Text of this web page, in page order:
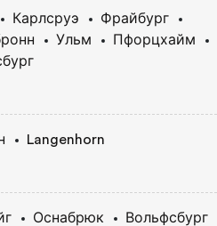
Карлсруэ
Фрайбург
Ульм
Пфорцхайм
Langenhorn
Оснабрюк
Вольфсбург